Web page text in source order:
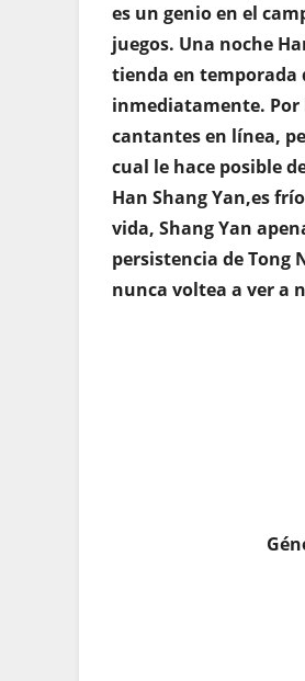
es un genio en el
juegos. Una noche
tienda en temporada
inmediatamente. Por
cantantes en línea,
cual le hace posible
Han Shang Yan,es
vida, Shang Yan
persistencia de Tong
nunca voltea a ver a